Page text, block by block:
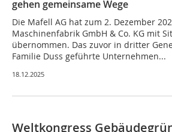
gehen gemeinsame Wege
Die Mafell AG hat zum 2. Dezember
Maschinenfabrik GmbH & Co. KG mit
übernommen. Das zuvor in dritter
Familie Duss geführte Unternehmen...
18.12.2025
Weltkongress